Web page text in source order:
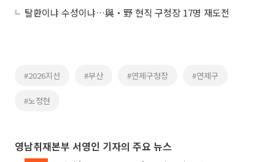
탈환이냐 수성이냐…與‧野 현직 구청장 17명 재도전
#2026지선 #부산 #연제구청장 #연제구
#노정현
영남취재본부 서영인 기자의 주요 뉴스